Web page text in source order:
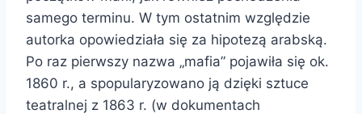
samego terminu. W tym ostatnim względzie
autorka opowiedziała się za hipotezą arabską.
Po raz pierwszy nazwa „mafia” pojawiła się ok.
1860 r., a spopularyzowano ją dzięki sztuce
teatralnej z 1863 r. (w dokumentach